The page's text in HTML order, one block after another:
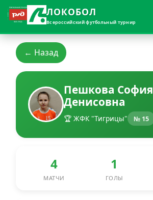
ЛОКОБОЛ
Всероссийский футбольный турнир
← Назад
Пешкова София
Денисовна
🏆 ЖФК "Тигрицы" № 15
4
МАТЧИ
1
ГОЛЫ